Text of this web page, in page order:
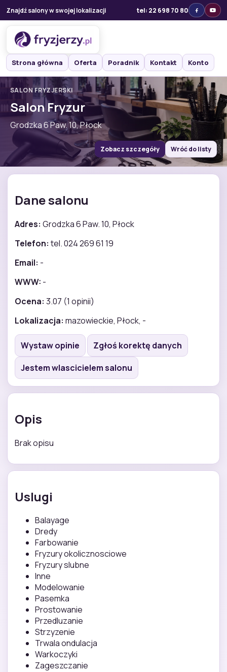
Znajdź salony w swojej lokalizacji tel: 22 698 70 80
Strona główna Oferta Poradnik Kontakt Konto
SALON FRYZJERSKI
Salon Fryzur
Grodzka 6 Paw. 10, Płock
Zobacz szczegóły Wróć do listy
Dane salonu
Adres: Grodzka 6 Paw. 10, Płock
Telefon: tel. 024 269 61 19
Email: -
WWW: -
Ocena: 3.07 (1 opinii)
Lokalizacja: mazowieckie, Płock, -
Wystaw opinie
Zgłoś korektę danych
Jestem wlascicielem salonu
Opis
Brak opisu
Uslugi
Balayage
Dredy
Farbowanie
Fryzury okolicznosciowe
Fryzury slubne
Inne
Modelowanie
Pasemka
Prostowanie
Przedluzanie
Strzyzenie
Trwala ondulacja
Warkoczyki
Zageszczanie